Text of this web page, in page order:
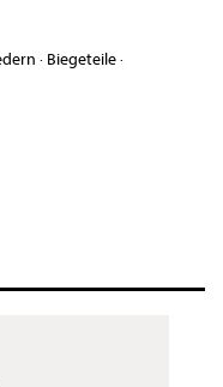
· Biegeteile·